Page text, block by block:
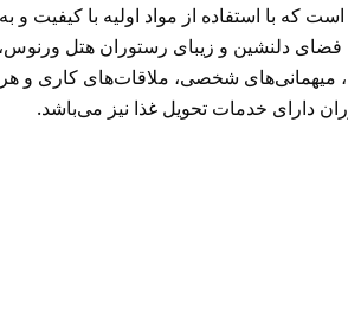
که با استفاده از مواد اولیه با کیفیت
دلنشین و زیبای رستوران هتل
شخصی، ملاقات‌های کاری و
دارای خدمات تحویل غذا نیز می‌باشد.